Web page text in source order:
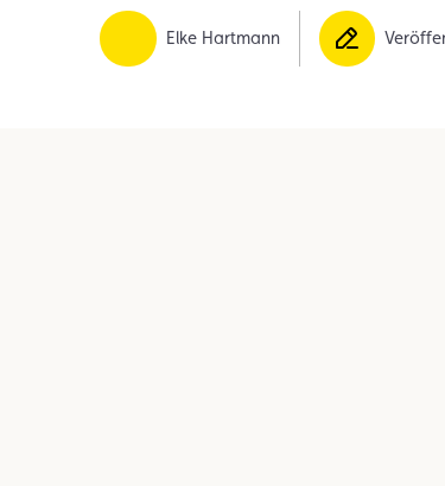
Mitglied Mitgliedervorteile
Elke Hartmann